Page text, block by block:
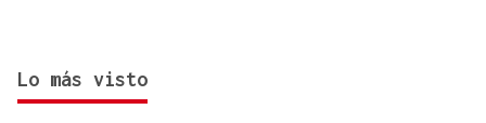
Lo más visto